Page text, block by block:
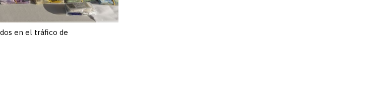
en el tráfico de